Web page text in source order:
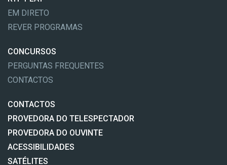
EM DIRETO
REVER PROGRAMAS
CONCURSOS
PERGUNTAS FREQUENTES
CONTACTOS
CONTACTOS
PROVEDORA DO TELESPECTADOR
PROVEDORA DO OUVINTE
ACESSIBILIDADES
SATÉLITES